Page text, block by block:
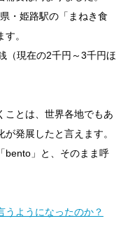
・姫路駅の「まねき食
。
（現在の2千円～3千円ほ
ことは、世界各地でもあ
発展したと言えます。
bento」と、そのまま呼
ようになったのか？